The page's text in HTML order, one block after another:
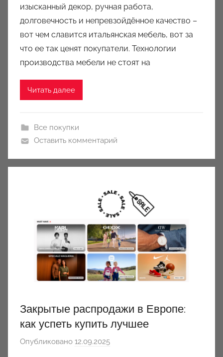
a
u
k
c
изысканный декор, ручная работа,
долговечность и непревзойдённое качество –
вот чем славится итальянская мебель, вот за
что ее так ценят покупатели. Технологии
производства мебели не стоят на
Читать далее
Все покупки
Оставить комментарий
Закрытые распродажи в Европе:
как успеть купить лучшее
Опубликовано 12.09.2025